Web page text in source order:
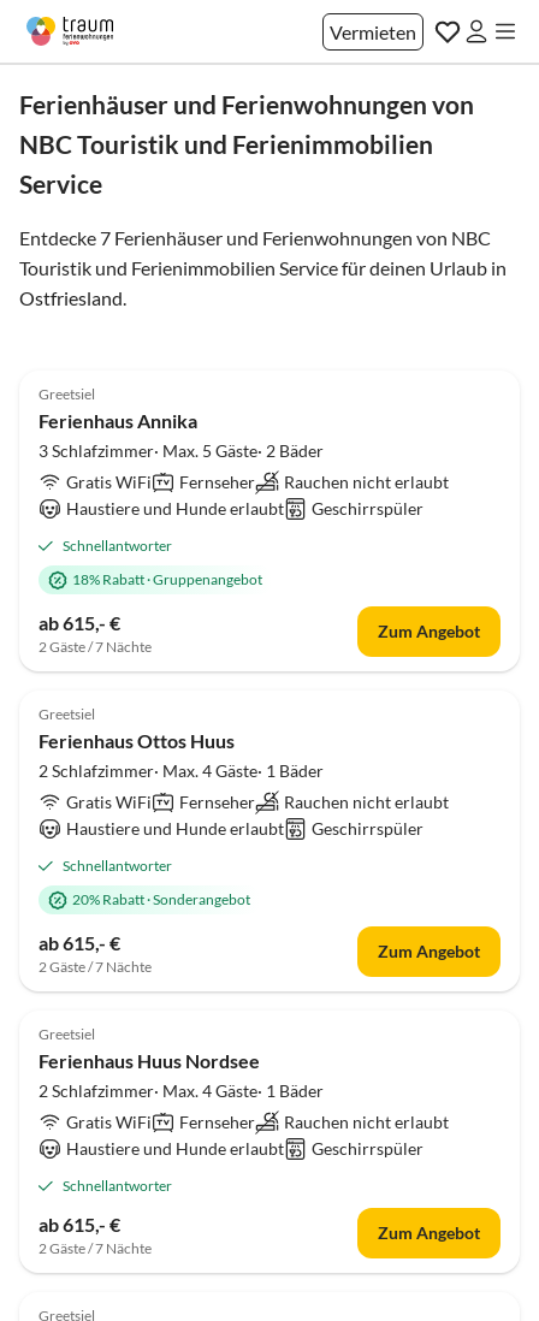
Vermieten
Ferienhäuser und Ferienwohnungen von
NBC Touristik und Ferienimmobilien
Service
Entdecke 7 Ferienhäuser und Ferienwohnungen von NBC
Touristik und Ferienimmobilien Service für deinen Urlaub in
Ostfriesland.
Greetsiel
Ferienhaus Annika
3 Schlafzimmer· Max. 5 Gäste· 2 Bäder
Gratis WiFi
Fernseher
Rauchen nicht erlaubt
Haustiere und Hunde erlaubt
Geschirrspüler
Schnellantworter
18% Rabatt·Gruppenangebot
ab 615,- €
2 Gäste / 7 Nächte
Zum Angebot
Top-Inserat
4.9 (3)
Greetsiel
Ferienhaus Ottos Huus
2 Schlafzimmer· Max. 4 Gäste· 1 Bäder
Gratis WiFi
Fernseher
Rauchen nicht erlaubt
Haustiere und Hunde erlaubt
Geschirrspüler
Schnellantworter
20% Rabatt·Sonderangebot
ab 615,- €
2 Gäste / 7 Nächte
Zum Angebot
Top-Inserat
5.0 (3)
Greetsiel
Ferienhaus Huus Nordsee
2 Schlafzimmer· Max. 4 Gäste· 1 Bäder
Gratis WiFi
Fernseher
Rauchen nicht erlaubt
Haustiere und Hunde erlaubt
Geschirrspüler
Schnellantworter
ab 615,- €
2 Gäste / 7 Nächte
Zum Angebot
Top-Inserat
5.0 (1)
Greetsiel